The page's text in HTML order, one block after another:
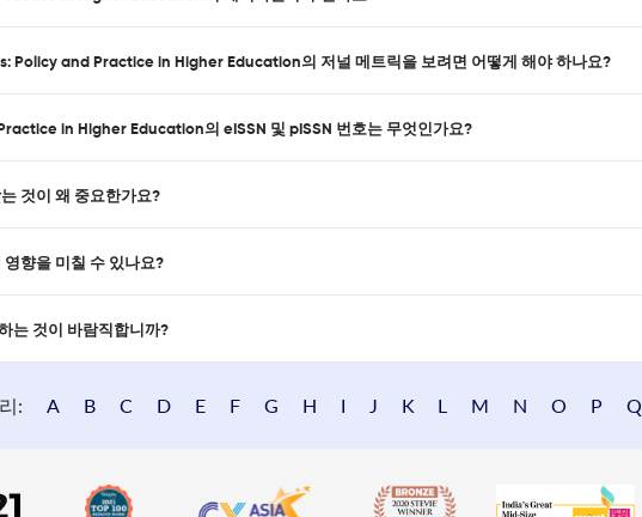
Policy and Practice in Higher Education의 저널 메트릭을 보려면 어떻게 해야 하나요?
in Higher Education의 eISSN 및 pISSN 번호는 무엇인가요?
것이 왜 중요한가요?
향을 미칠 수 있나요?
는 것이 바람직합니까?
: A B C D E F G H I J K L M N O P Q